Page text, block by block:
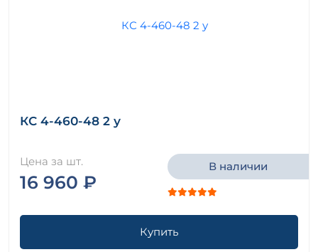
КС 4-460-48 2 у
Цена за шт.
16 960 ₽
В наличии
Купить